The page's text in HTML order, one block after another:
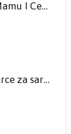
Tražim sisatu guzatu Mamu I Ceru
Trazim ozbiljne muskarce za saradnju